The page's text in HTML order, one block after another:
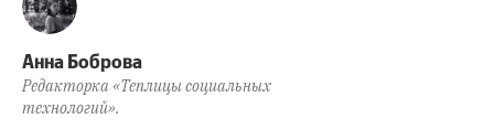
Анна Боброва
Редакторка «Теплицы социальных
технологий».